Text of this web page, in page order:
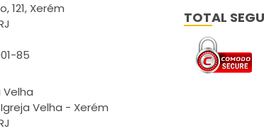
121, Xerém
85
Velha
Igreja Velha - Xerém
TOTAL